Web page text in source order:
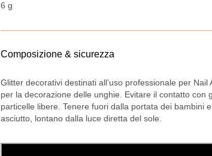
6 g
Composizione & sicurezza
Glitter decorativi destinati all’uso professionale per Nail
per la decorazione delle unghie. Evitare il contatto con
particelle libere. Tenere fuori dalla portata dei bambini
asciutto, lontano dalla luce diretta del sole.